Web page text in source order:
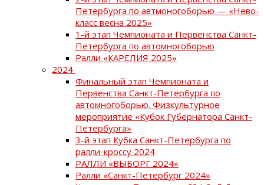
Петербурга по автмоногоборью — «Нево-
класс весна 2025»
1-й этап Чемпионата и Первенства Санкт-
Петербурга по автомногоборью
Ралли «КАРЕЛИЯ 2025»
2024
Финальный этап Чемпионата и
Первенства Санкт-Петербурга по
автомногоборью. Физкультурное
мероприятие «Кубок Губернатора Санкт-
Петербурга»
3-й этап Кубка Санкт-Петербурга по
ралли-кроссу 2024
РАЛЛИ «ВЫБОРГ 2024»
Ралли «Санкт-Петербург 2024»